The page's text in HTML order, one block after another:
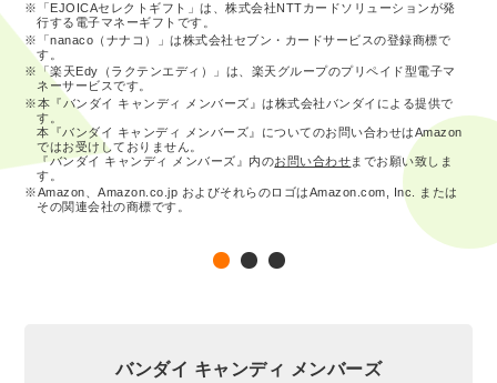
※「EJOICAセレクトギフト」は、株式会社NTTカードソリューションが発
行する電子マネーギフトです。
※「nanaco（ナナコ）」は株式会社セブン・カードサービスの登録商標で
す。
※「楽天Edy（ラクテンエディ）」は、楽天グループのプリペイド型電子マ
ネーサービスです。
※本『バンダイ キャンディ メンバーズ』は株式会社バンダイによる提供で
す。
本『バンダイ キャンディ メンバーズ』についてのお問い合わせはAmazon
ではお受けしておりません。
『バンダイ キャンディ メンバーズ』内のお問い合わせまでお願い致しま
す。
※Amazon、Amazon.co.jp およびそれらのロゴはAmazon.com, Inc. または
その関連会社の商標です。
バンダイ キャンディ メンバーズ